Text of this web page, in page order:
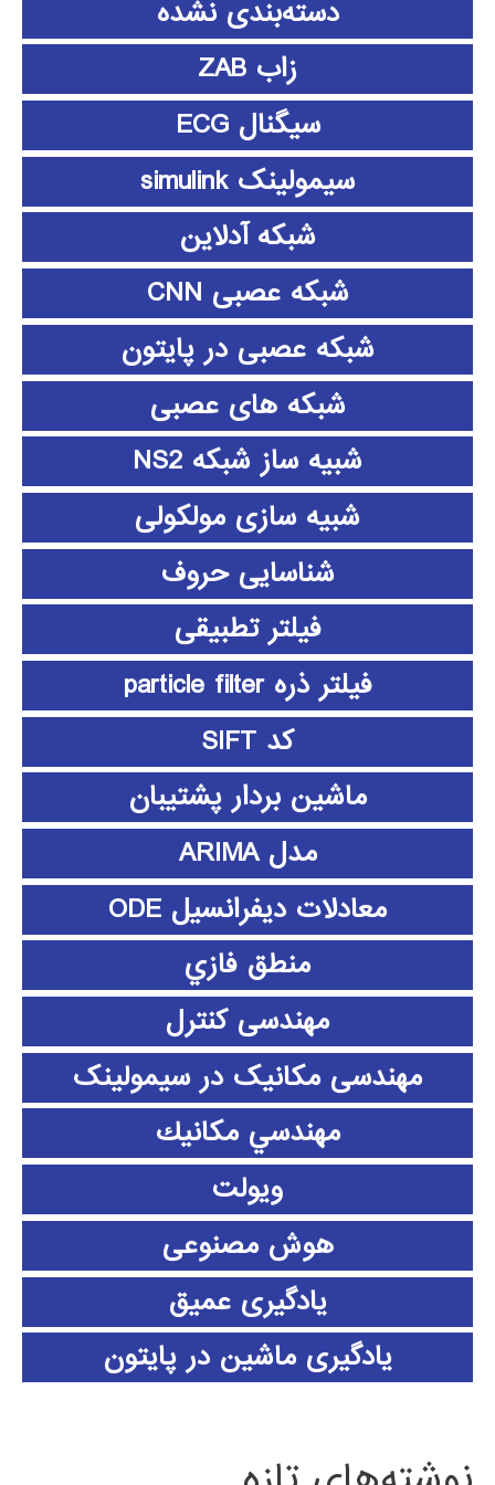
دسته‌بندی نشده
زاب ZAB
سیگنال ECG
سیمولینک simulink
شبکه آدلاین
شبکه عصبی CNN
شبکه عصبی در پایتون
شبکه های عصبی
شبیه ساز شبکه NS2
شبیه سازی مولکولی
شناسایی حروف
فیلتر تطبیقی
فیلتر ذره particle filter
کد SIFT
ماشین بردار پشتیبان
مدل ARIMA
معادلات دیفرانسیل ODE
منطق فازي
مهندسی کنترل
مهندسی مکانیک در سیمولینک
مهندسي مكانيك
ویولت
هوش مصنوعی
یادگیری عمیق
یادگیری ماشین در پایتون